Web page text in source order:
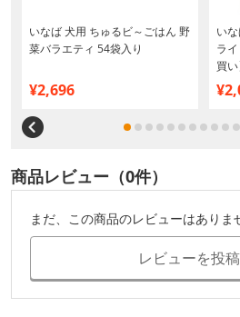
いなば 犬用 ちゅるビ～ごはん 野
菜バラエティ 54袋入り
¥2,696
い
ラ
買い
商品レビュー（0件）
まだ、この商品のレビューはありま
レビューを投